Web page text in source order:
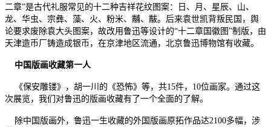
二章”是古代礼服常见的十二种吉祥花纹图案：日、月、星辰、山、
龙、华虫、宗彝、藻、火、粉米、黼、黻。后来袁世凯背叛民国，舆
论要求废除袁大头图案，故改用鲁迅等设计的“十二章国徽图”制版，由
天津造币厂铸造成银币，在京津地区流通，北京鲁迅博物馆有收藏。
中国版画收藏第一人
《保安雕镂》，胡一川的《恐怖》等，共15件，10位画家。通过这
次展览，我们对鲁迅的版画收藏有了一个全面的了解。
除中国版画外，鲁迅一生收藏的外国版画原拓作品达2100多幅，涉